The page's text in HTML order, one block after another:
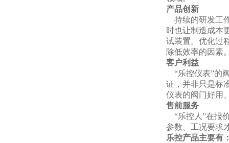
产品创新
持续的研发工
时也让制造成本
试装置。优化过
除低效率的因素
客户利益
“乐控仪表”的
证，并非只是标
仪表的阀门好用
售前服务
“乐控人”在报
参数、工况要求
乐控产品主要有